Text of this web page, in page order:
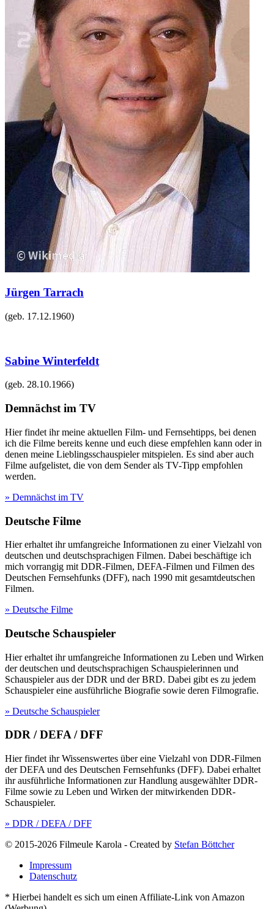
Jürgen Tarrach
(geb. 17.12.1960)
Sabine Winterfeldt
(geb. 28.10.1966)
Demnächst im TV
Hier findet ihr meine aktuellen Film- und Fernsehtipps, bei denen
ich die Filme bereits kenne und euch diese empfehlen kann oder in
denen meine Lieblingsschauspieler mitspielen. Es sind aber auch
Filme aufgelistet, die von dem Sender als TV-Tipp empfohlen
werden.
» Demnächst im TV
Deutsche Filme
Hier erhaltet ihr umfangreiche Informationen zu einer Vielzahl von
deutschen und deutschsprachigen Filmen. Dabei beschäftige ich
mich vorrangig mit DDR-Filmen, DEFA-Filmen und Filmen des
Deutschen Fernsehfunks (DFF), nach 1990 mit gesamtdeutschen
Filmen.
» Deutsche Filme
Deutsche Schauspieler
Hier erhaltet ihr umfangreiche Informationen zu Leben und Wirken
der deutschen und deutschsprachigen Schauspielerinnen und
Schauspieler aus der DDR und der BRD. Dabei gibt es zu jedem
Schauspieler eine ausführliche Biografie sowie deren Filmografie.
» Deutsche Schauspieler
DDR / DEFA / DFF
Hier findet ihr Wissenswertes über eine Vielzahl von DDR-Filmen
der DEFA und des Deutschen Fernsehfunks (DFF). Dabei erhaltet
ihr ausführliche Informationen zur Handlung ausgewählter DDR-
Filme sowie zu Leben und Wirken der mitwirkenden DDR-
Schauspieler.
» DDR / DEFA / DFF
© 2015-2026 Filmeule Karola - Created by Stefan Böttcher
Impressum
Datenschutz
* Hierbei handelt es sich um einen Affiliate-Link von Amazon